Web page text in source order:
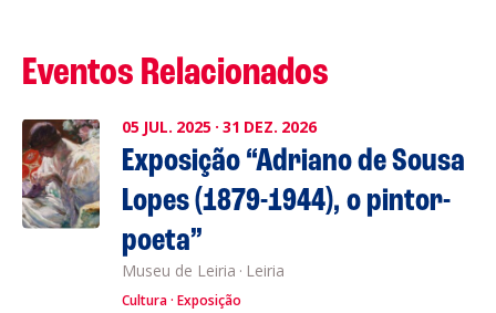
Eventos Relacionados
05 JUL. 2025 · 31 DEZ. 2026
Exposição “Adriano de Sousa
Lopes (1879-1944), o pintor-
poeta”
Museu de Leiria · Leiria
Cultura Exposição